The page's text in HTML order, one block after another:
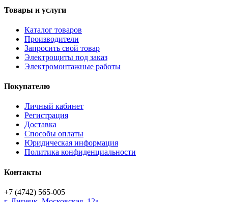
Товары и услуги
Каталог товаров
Производители
Запросить свой товар
Электрощиты под заказ
Электромонтажные работы
Покупателю
Личный кабинет
Регистрация
Доставка
Способы оплаты
Юридическая информация
Политика конфиденциальности
Контакты
+7 (4742) 565-005